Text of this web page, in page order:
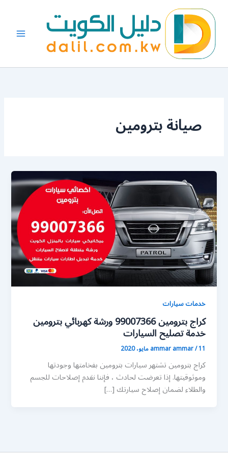
المحتوى
صيانة بترومين
خدمات سيارات
كراج بترومين 99007366 ورشة كهربائي بترومين
خدمة تصليح السيارات
ammar ammar/11 مايو، 2020
كراج بترومين تشتهر سيارات بترومين بفخامتها وجودتها
وموثوقيتها. إذا تعرضت لحادث ، فإننا نقدم إصلاحات للجسم
والطلاء لضمان إصلاح سيارتك […]